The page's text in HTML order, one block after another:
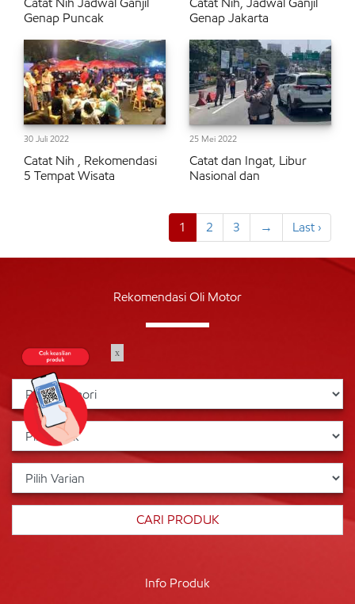
Genap Puncak
Genap Jakarta
30 Juli 2022
Catat Nih , Rekomendasi
5 Tempat Wisata
25 Mei 2022
Catat dan Ingat, Libur
Nasional dan
1 2 3 → Last ›
Rekomendasi Oli Motor
Info Produk
x